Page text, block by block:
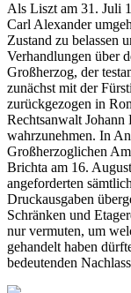
Als Liszt am 31. Juli
Carl Alexander
Zustand zu belassen
Verhandlungen über
Großherzog, der
zunächst mit der
zurückgezogen in
Rechtsanwalt Johann
wahrzunehmen. In
Großherzoglichen
Brichta am 16.
angeforderten
Druckausgaben
Schränken und
nur vermuten, um
gehandelt haben
bedeutenden